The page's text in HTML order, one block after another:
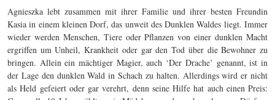
Agnieszka lebt zusammen mit ihrer Familie und ihrer besten Freundin
Kasia in einem kleinen Dorf, das unweit des Dunklen Waldes liegt. Immer
wieder werden Menschen, Tiere oder Pflanzen von einer dunklen Macht
ergriffen um Unheil, Krankheit oder gar den Tod über die Bewohner zu
bringen. Allein ein mächtiger Magier, auch ‘Der Drache’ genannt, ist in
der Lage den dunklen Wald in Schach zu halten. Allerdings wird er nicht
als Held gefeiert oder gar verehrt, denn seine Hilfe hat auch einen Preis: